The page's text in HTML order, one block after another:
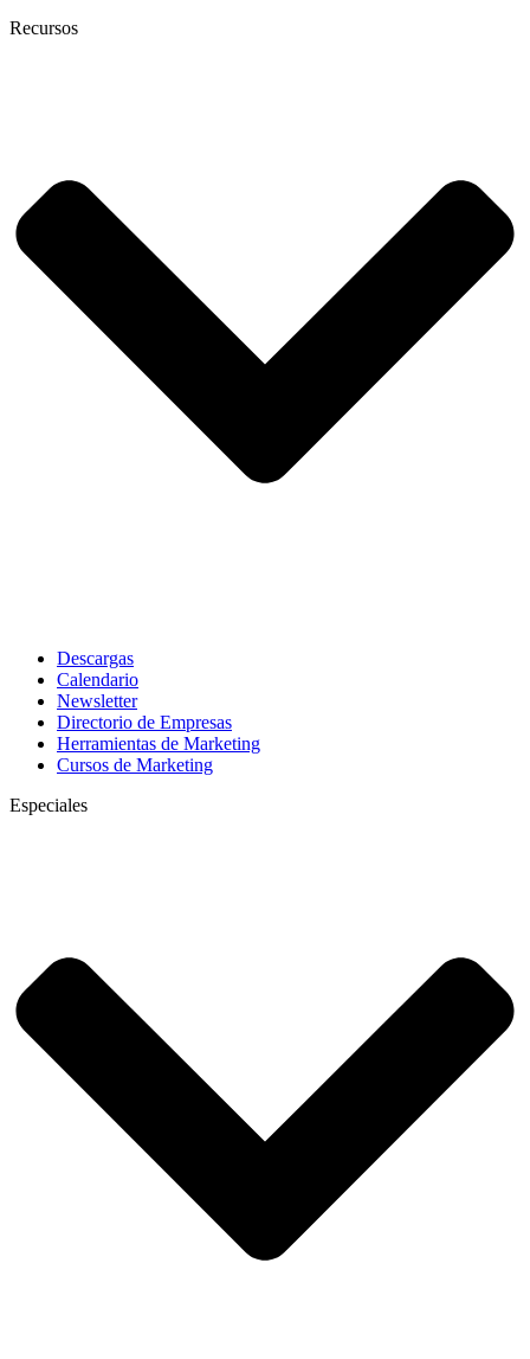
Recursos
Descargas
Calendario
Newsletter
Directorio de Empresas
Herramientas de Marketing
Cursos de Marketing
Especiales